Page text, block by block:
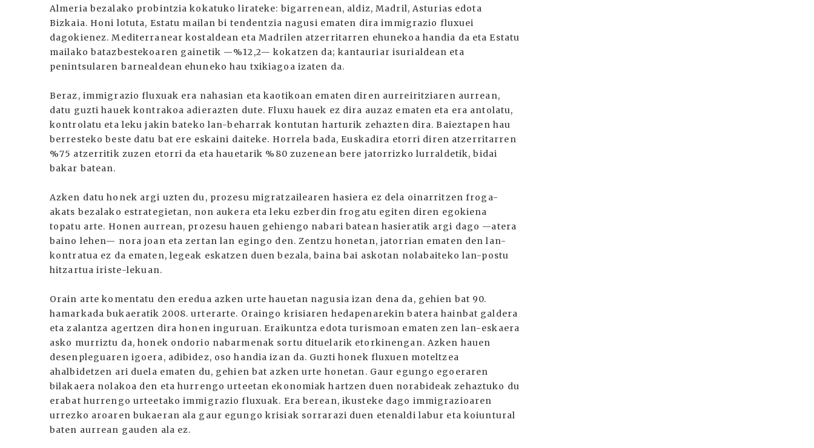
Almeria bezalako probintzia kokatuko lirateke: bigarrenean, aldiz, Madril, Asturias edota
Bizkaia. Honi lotuta, Estatu mailan bi tendentzia nagusi ematen dira immigrazio fluxuei
dagokienez. Mediterranear kostaldean eta Madrilen atzerritarren ehunekoa handia da eta Estatu
mailako batazbestekoaren gainetik —%12,2— kokatzen da; kantauriar isurialdean eta
penintsularen barnealdean ehuneko hau txikiagoa izaten da.
Beraz, immigrazio fluxuak era nahasian eta kaotikoan ematen diren aurreiritziaren aurrean,
datu guzti hauek kontrakoa adierazten dute. Fluxu hauek ez dira auzaz ematen eta era antolatu,
kontrolatu eta leku jakin bateko lan-beharrak kontutan harturik zehazten dira. Baieztapen hau
berresteko beste datu bat ere eskaini daiteke. Horrela bada, Euskadira etorri diren atzerritarren
%75 atzerritik zuzen etorri da eta hauetarik %80 zuzenean bere jatorrizko lurraldetik, bidai
bakar batean.
Azken datu honek argi uzten du, prozesu migratzailearen hasiera ez dela oinarritzen froga-
akats bezalako estrategietan, non aukera eta leku ezberdin frogatu egiten diren egokiena
topatu arte. Honen aurrean, prozesu hauen gehiengo nabari batean hasieratik argi dago —atera
baino lehen— nora joan eta zertan lan egingo den. Zentzu honetan, jatorrian ematen den lan-
kontratua ez da ematen, legeak eskatzen duen bezala, baina bai askotan nolabaiteko lan-postu
hitzartua iriste-lekuan.
Orain arte komentatu den eredua azken urte hauetan nagusia izan dena da, gehien bat 90.
hamarkada bukaeratik 2008. urterarte. Oraingo krisiaren hedapenarekin batera hainbat galdera
eta zalantza agertzen dira honen inguruan. Eraikuntza edota turismoan ematen zen lan-eskaera
asko murriztu da, honek ondorio nabarmenak sortu dituelarik etorkinengan. Azken hauen
desenpleguaren igoera, adibidez, oso handia izan da. Guzti honek fluxuen moteltzea
ahalbidetzen ari duela ematen du, gehien bat azken urte honetan. Gaur egungo egoeraren
bilakaera nolakoa den eta hurrengo urteetan ekonomiak hartzen duen norabideak zehaztuko du
erabat hurrengo urteetako immigrazio fluxuak. Era berean, ikusteke dago immigrazioaren
urrezko aroaren bukaeran ala gaur egungo krisiak sorrarazi duen etenaldi labur eta koiuntural
baten aurrean gauden ala ez.